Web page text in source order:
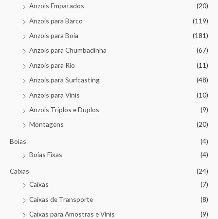
Anzois Empatados
(20)
Anzois para Barco
(119)
Anzois para Boia
(181)
Anzois para Chumbadinha
(67)
Anzois para Rio
(11)
Anzois para Surfcasting
(48)
Anzois para Vinis
(10)
Anzois Triplos e Duplos
(9)
Montagens
(20)
Boias
(4)
Boias Fixas
(4)
Caixas
(24)
Caixas
(7)
Caixas de Transporte
(8)
Caixas para Amostras e Vinis
(9)